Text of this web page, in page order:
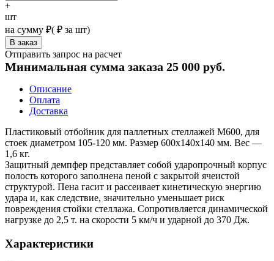
+
шт
на сумму ₽( ₽ за шт)
Отправить запрос на расчет
Минимальная сумма заказа 25 000 руб.
Описание
Оплата
Доставка
Пластиковый отбойник для паллетных стеллажей M600, для
стоек диаметром 105-120 мм. Размер 600х140х140 мм. Вес —
1,6 кг.
Защитный демпфер представляет собой ударопрочный корпус
полость которого заполнена пеной с закрытой ячеистой
структурой. Пена гасит и рассеивает кинетическую энергию
удара и, как следствие, значительно уменьшает риск
повреждения стойки стеллажа. Сопротивляется динамической
нагрузке до 2,5 т. на скорости 5 км/ч и ударной до 370 Дж.
Характеристики